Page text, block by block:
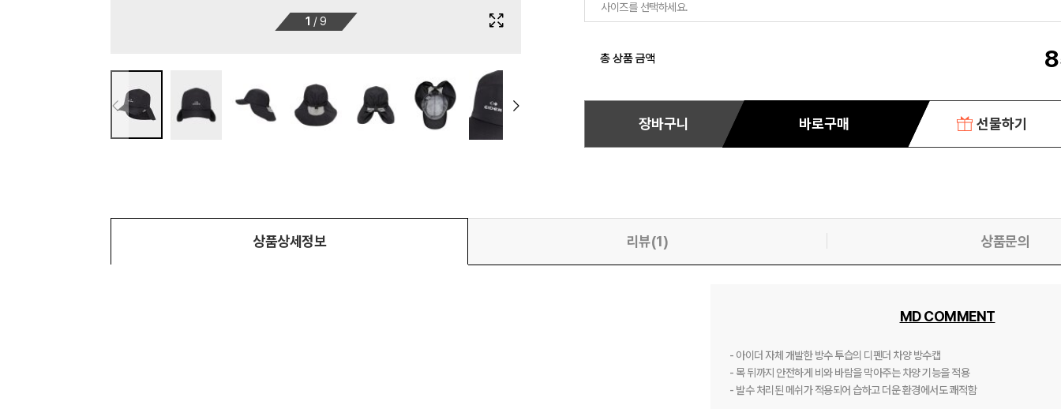
1 /9
사이즈를 선택하세요.
총 상품 금액
장바구니 바로구매 선물하기
상품상세정보 리뷰(1) 상품문의
MD COMMENT
- 아이더 자체 개발한 방수 투습의 디펜더 차양 방수캡
- 목 뒤까지 안전하게 비와 바람을 막아주는 차양 기능을 적용
- 발수 처리된 메쉬가 적용되어 습하고 더운 환경에서도 쾌적함